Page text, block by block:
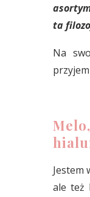
ta
Na
Jestem
ale też